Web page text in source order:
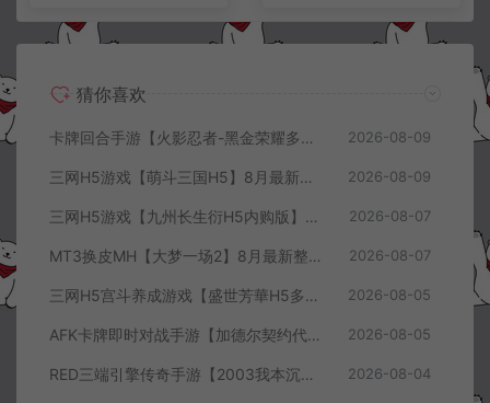
猜你喜欢
卡牌回合手游【火影忍者-黑金荣耀多区跨服平台币内购版】8月最新整理Linux手工服务端+CDK授权后台+安卓+详细搭建教程+视频教程 2026-08-09
三网H5游戏【萌斗三国H5】8月最新整理Win一键服务端+GM充值后台+简易安卓客户端+详细搭建教程+视频教程 2026-08-09
三网H5游戏【九州长生衍H5内购版】8月最新整理Linux手工服务端+管理后台+GM授权后台+简易安卓客户端+详细搭建教程+视频教程 2026-08-07
MT3换皮MH【大梦一场2】8月最新整理Linux手工服务端+源码+管理后台+安卓苹果双端+详细搭建教程+视频教程 2026-08-07
三网H5宫斗养成游戏【盛世芳華H5多区跨服代金券内购优化版】8月最新整理Linux手工服务端+CDK授权后台+全资源安卓+详细搭建教程+视频教程 2026-08-05
AFK卡牌即时对战手游【加德尔契约代金券内购修复版】8月最新整理Linux手工服务端+前后端全套源码+CDK授权后台+安卓苹果双端+详细搭建教程+视频教程 2026-08-05
RED三端引擎传奇手游【2003我本沉默三职业】8月最新整理Win一键服务端+PC安卓+详细搭建教程 2026-08-04